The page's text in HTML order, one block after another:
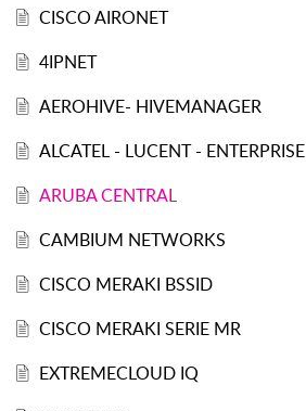
CISCO AIRONET
4IPNET
AEROHIVE- HIVEMANAGER
ALCATEL - LUCENT - ENTERPRISE
ARUBA CENTRAL
CAMBIUM NETWORKS
CISCO MERAKI BSSID
CISCO MERAKI SERIE MR
EXTREMECLOUD IQ